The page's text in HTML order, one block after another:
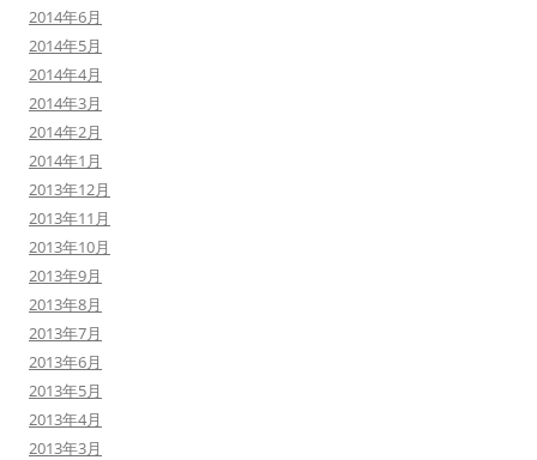
2014年6月
2014年5月
2014年4月
2014年3月
2014年2月
2014年1月
2013年12月
2013年11月
2013年10月
2013年9月
2013年8月
2013年7月
2013年6月
2013年5月
2013年4月
2013年3月